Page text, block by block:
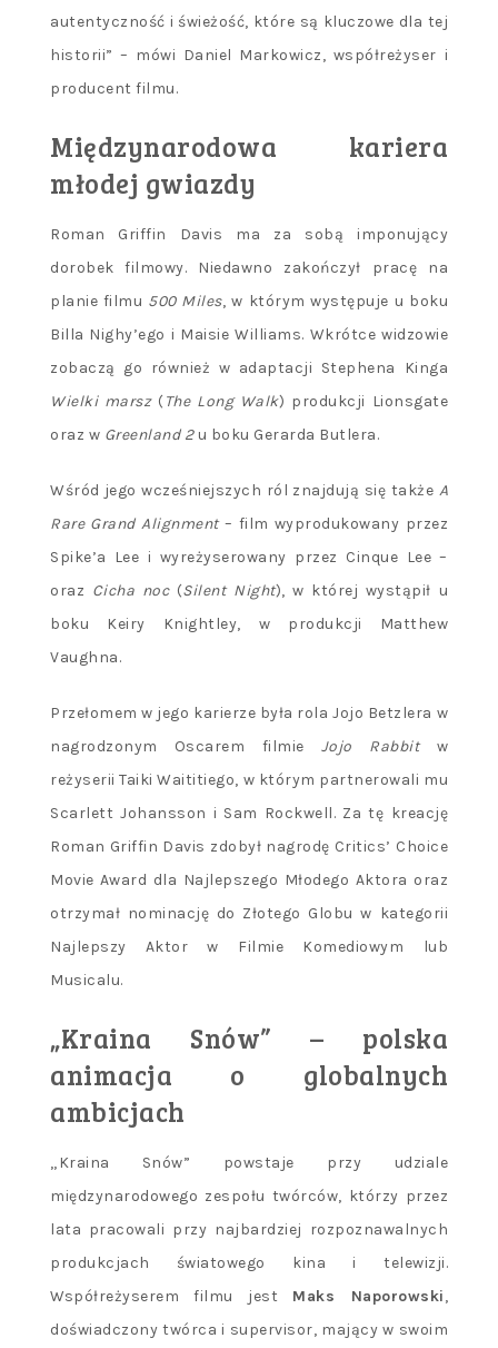
autentyczność i świeżość, które są kluczowe dla tej
historii” – mówi Daniel Markowicz, współreżyser i
producent filmu.
Międzynarodowa kariera
młodej gwiazdy
Roman Griffin Davis ma za sobą imponujący
dorobek filmowy. Niedawno zakończył pracę na
planie filmu 500 Miles, w którym występuje u boku
Billa Nighy’ego i Maisie Williams. Wkrótce widzowie
zobaczą go również w adaptacji Stephena Kinga
Wielki marsz( The Long Walk) produkcji Lionsgate
oraz w Greenland 2u boku Gerarda Butlera.
Wśród jego wcześniejszych ról znajdują się także A
Rare Grand Alignment– film wyprodukowany przez
Spike’a Lee i wyreżyserowany przez Cinque Lee –
oraz Cicha noc(Silent Night), w której wystąpił u
boku Keiry Knightley, w produkcji Matthew
Vaughna.
Przełomem w jego karierze była rola Jojo Betzlera w
nagrodzonym Oscarem filmie Jojo Rabbitw
reżyserii Taiki Waititiego, w którym partnerowali mu
Scarlett Johansson i Sam Rockwell. Za tę kreację
Roman Griffin Davis zdobył nagrodę Critics’ Choice
Movie Award dla Najlepszego Młodego Aktora oraz
otrzymał nominację do Złotego Globu w kategorii
Najlepszy Aktor w Filmie Komediowym lub
Musicalu.
„Kraina Snów” – polska
animacja o globalnych
ambicjach
„Kraina Snów” powstaje przy udziale
międzynarodowego zespołu twórców, którzy przez
lata pracowali przy najbardziej rozpoznawalnych
produkcjach światowego kina i telewizji.
Współreżyserem filmu jest Maks Naporowski,
doświadczony twórca i supervisor, mający w swoim